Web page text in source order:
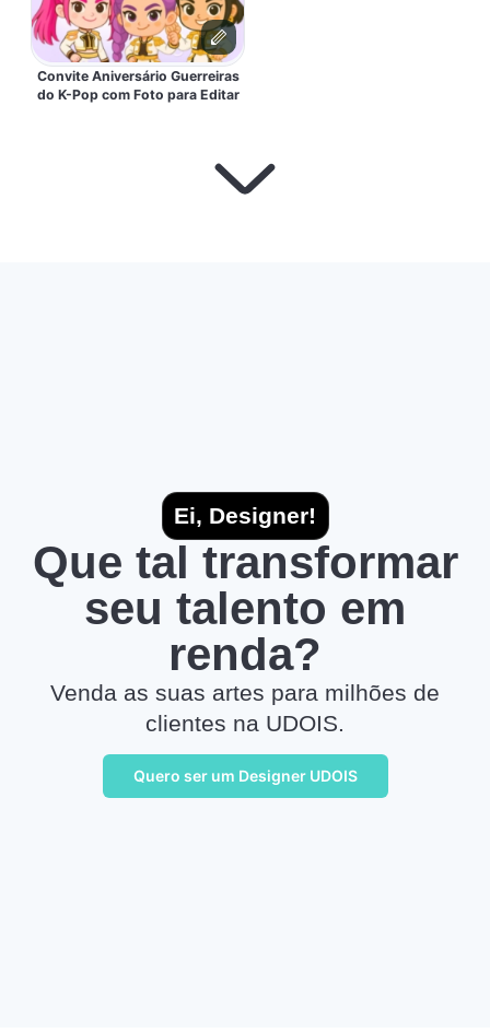
Convite Aniversário Guerreiras
do K-Pop com Foto para Editar
Ei, Designer!
Que tal transformar
seu talento em
renda?
Venda as suas artes para milhões de
clientes na UDOIS.
Quero ser um Designer UDOIS